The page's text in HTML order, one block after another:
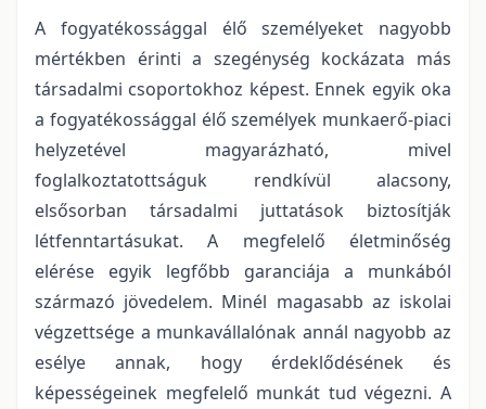
A fogyatékossággal élő személyeket nagyobb
mértékben érinti a szegénység kockázata más
társadalmi csoportokhoz képest. Ennek egyik oka
a fogyatékossággal élő személyek munkaerő-piaci
helyzetével magyarázható, mivel
foglalkoztatottságuk rendkívül alacsony,
elsősorban társadalmi juttatások biztosítják
létfenntartásukat. A megfelelő életminőség
elérése egyik legfőbb garanciája a munkából
származó jövedelem. Minél magasabb az iskolai
végzettsége a munkavállalónak annál nagyobb az
esélye annak, hogy érdeklődésének és
képességeinek megfelelő munkát tud végezni. A